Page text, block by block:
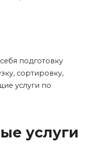
подготовку
сортировку,
услуги по
услуги